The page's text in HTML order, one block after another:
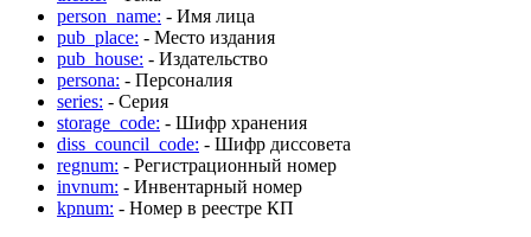
person_name: - Имя лица
pub_place: - Место издания
pub_house: - Издательство
persona: - Персоналия
series: - Серия
storage_code: - Шифр хранения
diss_council_code: - Шифр диссовета
regnum: - Регистрационный номер
invnum: - Инвентарный номер
kpnum: - Номер в реестре КП